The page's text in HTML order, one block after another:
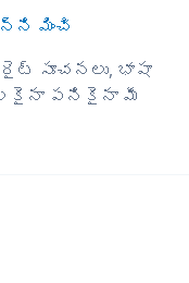
మించి
సూచనలు, భాషా
పనికైనా మీ